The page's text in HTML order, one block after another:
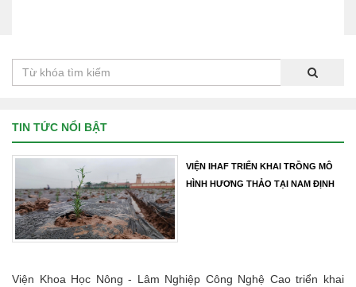
TIN TỨC NỔI BẬT
VIỆN IHAF TRIỂN KHAI TRỒNG MÔ
HÌNH HƯƠNG THẢO TẠI NAM ĐỊNH
Viện Khoa Học Nông - Lâm Nghiệp Công Nghệ Cao triển khai